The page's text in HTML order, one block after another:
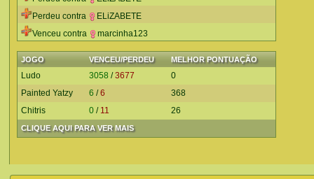
Perdeu contra
ELiZABETE
Venceu contra
marcinha123
JOGO VENCEU/PERDEU MELHOR PONTUAÇÃO
CLIQUE AQUI PARA VER MAIS
Ludo 3058 /3677
0
Painted Yatzy
6 /6
368
Chitris
0 / 11 26